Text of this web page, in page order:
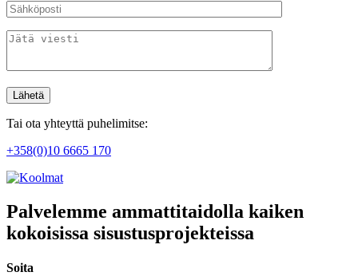
Tai ota yhteyttä puhelimitse:
+358(0)10 6665 170
Palvelemme ammattitaidolla kaiken
kokoisissa sisustusprojekteissa
Soita